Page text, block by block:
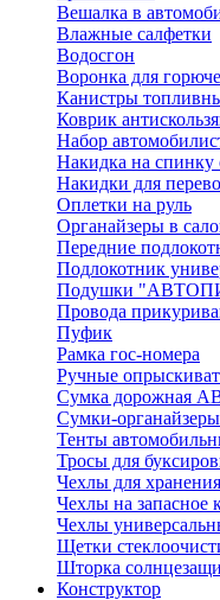
Вешалка в
Влажные салфетки
Водосгон
Воронка для
Канистры
Коврик
Набор
Накидка на спинку
Накидки для
Оплетки на руль
Органайзеры в
Передние
Подлокотник
Подушки
Провода
Пуфик
Рамка гос-номера
Ручные
Сумка дорожная
Сумки-
Тенты
Тросы для
Чехлы для
Чехлы на запасное
Чехлы
Щетки
Шторка
Конструктор